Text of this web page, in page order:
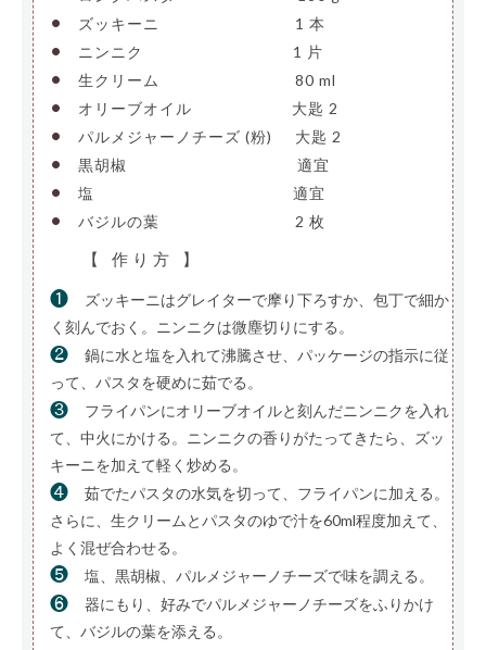
• ズッキーニ 1 本
• ニンニク 1 片
• 生クリーム 80 ml
• オリーブオイル 大匙 2
• パルメジャーノチーズ (粉) 大匙 2
• 黒胡椒 適宜
• 塩 適宜
• バジルの葉 2 枚
【 作り方 】
❶
ズッキーニはグレイターで摩り下ろすか、包丁で細か
く刻んでおく。ニンニクは微塵切りにする。
❷
鍋に水と塩を入れて沸騰させ、パッケージの指示に従
って、パスタを硬めに茹でる。
❸
フライパンにオリーブオイルと刻んだニンニクを入れ
て、中火にかける。ニンニクの香りがたってきたら、ズッ
キーニを加えて軽く炒める。
❹
茹でたパスタの水気を切って、フライパンに加える。
さらに、生クリームとパスタのゆで汁を60ml程度加えて、
よく混ぜ合わせる。
❺ 塩、黒胡椒、パルメジャーノチーズで味を調える。
❻
器にもり、好みでパルメジャーノチーズをふりかけ
て、バジルの葉を添える。